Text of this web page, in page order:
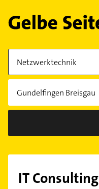
IT Consulting